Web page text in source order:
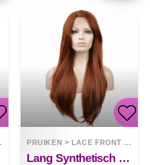
PRUIKEN > LACE FRONT WIGS
Lang Synthetisch Krullend Haar Met Front Lace Stella